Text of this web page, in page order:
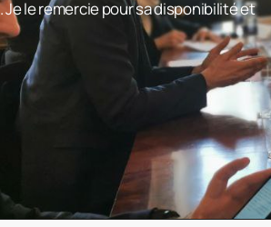
le remercie pour sa disponibilité et